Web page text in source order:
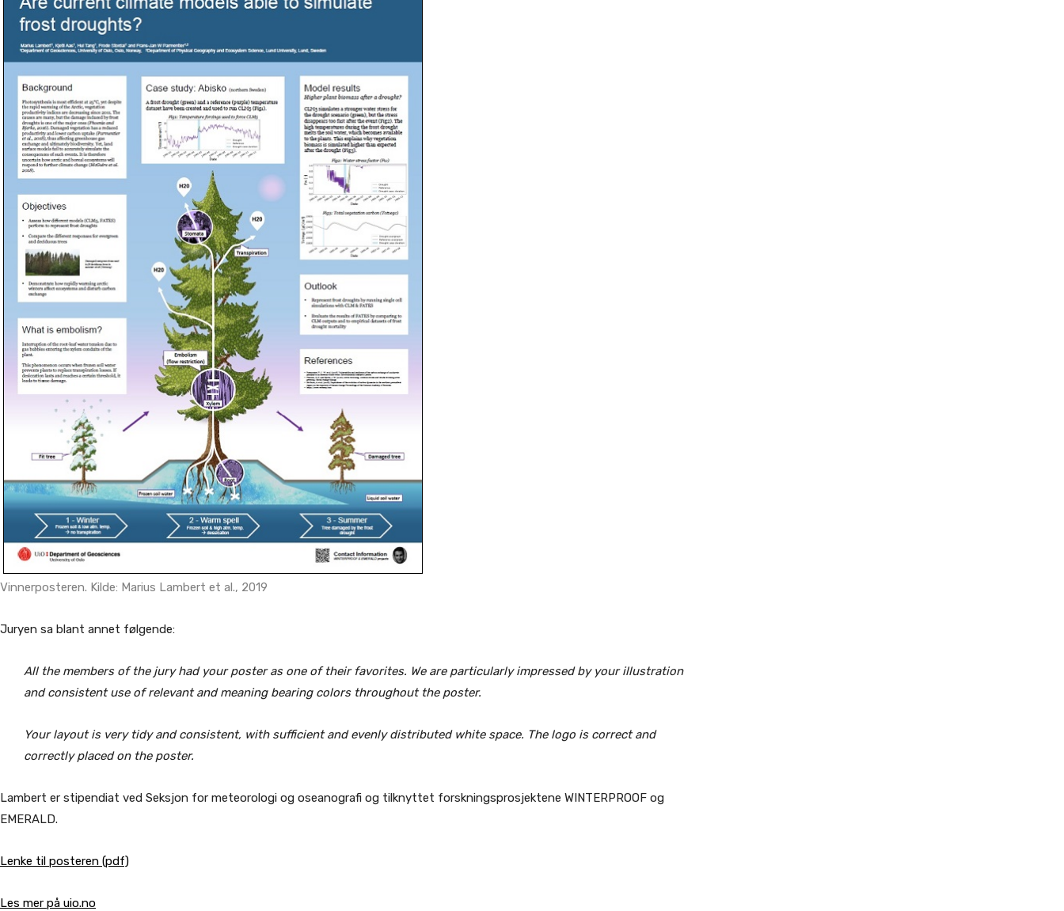
Vinnerposteren. Kilde: Marius Lambert et al., 2019
Juryen sa blant annet følgende:
All the members of the jury had your poster as one of their favorites. We are particularly impressed by your illustration
and consistent use of relevant and meaning bearing colors throughout the poster.
Your layout is very tidy and consistent, with sufficient and evenly distributed white space. The logo is correct and
correctly placed on the poster.
Lambert er stipendiat ved Seksjon for meteorologi og oseanografi og tilknyttet forskningsprosjektene WINTERPROOF og
EMERALD.
Lenke til posteren (pdf)
Les mer på uio.no